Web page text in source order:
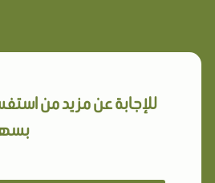
للإجابة عن مزيد من